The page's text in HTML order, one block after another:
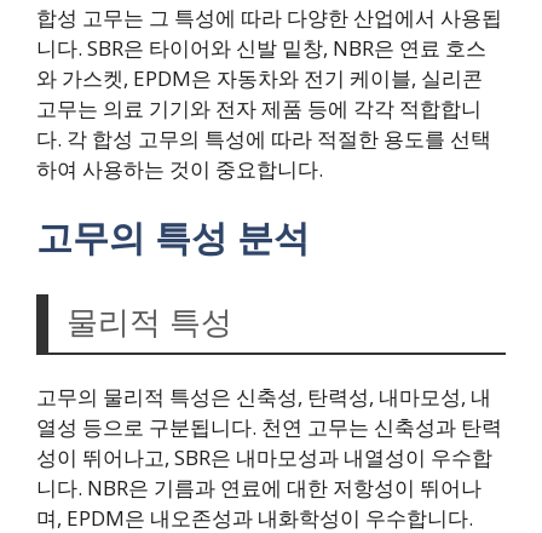
합성 고무는 그 특성에 따라 다양한 산업에서 사용됩
니다. SBR은 타이어와 신발 밑창, NBR은 연료 호스
와 가스켓, EPDM은 자동차와 전기 케이블, 실리콘
고무는 의료 기기와 전자 제품 등에 각각 적합합니
다. 각 합성 고무의 특성에 따라 적절한 용도를 선택
하여 사용하는 것이 중요합니다.
고무의 특성 분석
물리적 특성
고무의 물리적 특성은 신축성, 탄력성, 내마모성, 내
열성 등으로 구분됩니다. 천연 고무는 신축성과 탄력
성이 뛰어나고, SBR은 내마모성과 내열성이 우수합
니다. NBR은 기름과 연료에 대한 저항성이 뛰어나
며, EPDM은 내오존성과 내화학성이 우수합니다.